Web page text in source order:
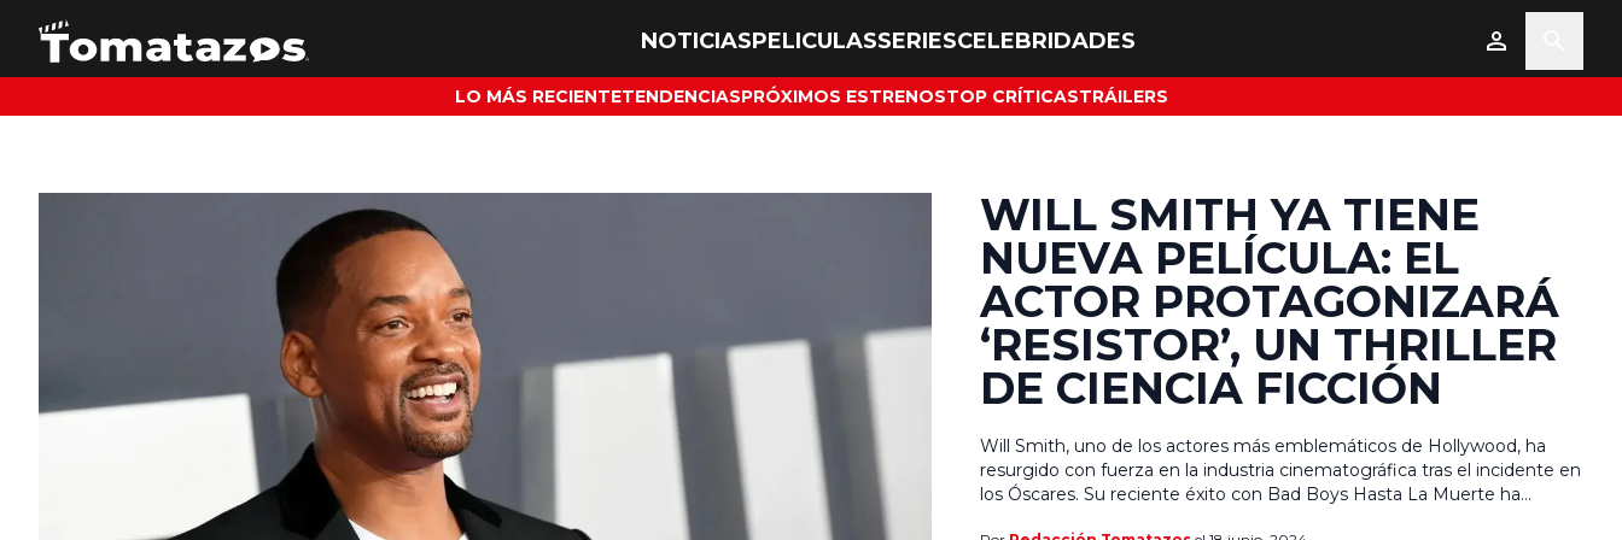
NOTICIASPELICULASSERIESCELEBRIDADES
LO MÁS RECIENTETENDENCIASPRÓXIMOS ESTRENOSTOP CRÍTICASTRÁILERS
WILL SMITH YA TIENE
NUEVA PELÍCULA: EL
ACTOR PROTAGONIZARÁ
‘RESISTOR’, UN THRILLER
DE CIENCIA FICCIÓN
Will Smith, uno de los actores más emblemáticos de Hollywood, ha
resurgido con fuerza en la industria cinematográfica tras el incidente en
los Óscares. Su reciente éxito con Bad Boys Hasta La Muerte ha